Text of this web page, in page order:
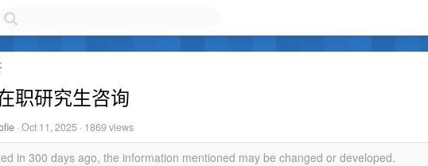
职研究生咨询
·Oct 11, 2025 · 1869 views
in 300 days ago, the information mentioned may be changed or developed.